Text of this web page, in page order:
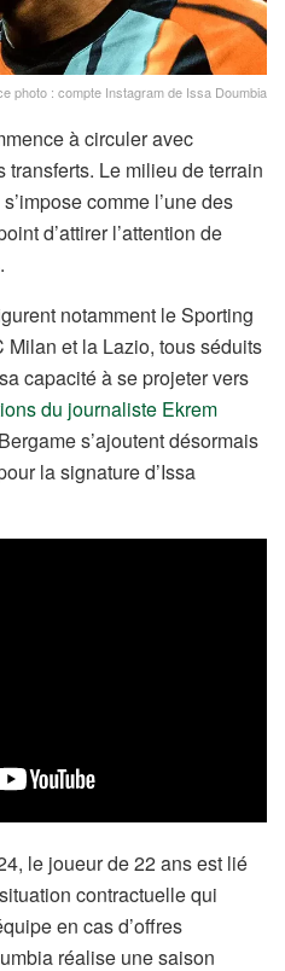
photo : compte Instagram de Issa Doumbia
à circuler avec
Le milieu de terrain
comme l’une des
d’attirer l’attention de
notamment le Sporting
Milan et la Lazio, tous séduits
capacité à se projeter vers
du journaliste Ekrem
s’ajoutent désormais
la signature d’Issa
le joueur de 22 ans est lié
contractuelle qui
en cas d’offres
réalise une saison